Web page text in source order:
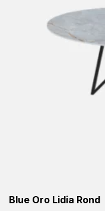
Blue Oro Lidia Rond